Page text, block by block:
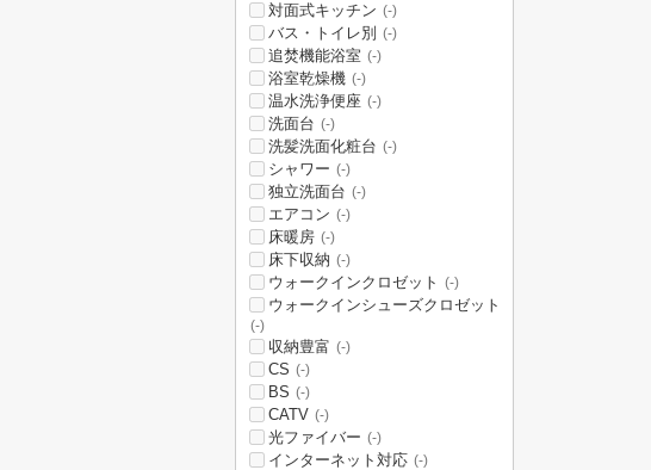
対面式キッチン (-)
バス・トイレ別 (-)
追焚機能浴室 (-)
浴室乾燥機 (-)
温水洗浄便座 (-)
洗面台 (-)
洗髪洗面化粧台 (-)
シャワー (-)
独立洗面台 (-)
エアコン (-)
床暖房 (-)
床下収納 (-)
ウォークインクロゼット (-)
ウォークインシューズクロゼット
(-)
収納豊富 (-)
CS (-)
BS (-)
CATV (-)
光ファイバー (-)
インターネット対応 (-)